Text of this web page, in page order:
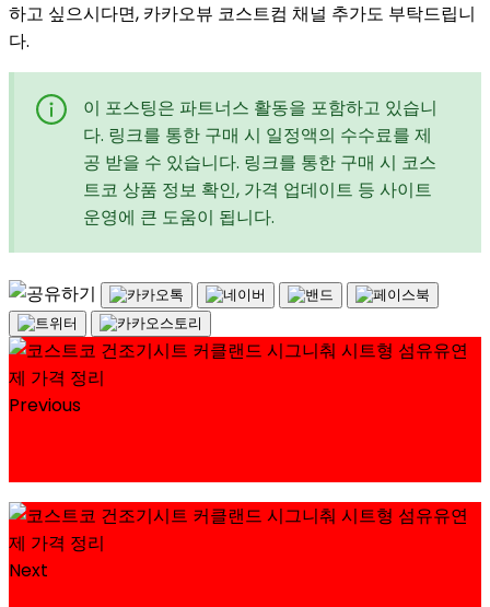
하고 싶으시다면, 카카오뷰 코스트컴 채널 추가도 부탁드립니
다.
이 포스팅은 파트너스 활동을 포함하고 있습니
다. 링크를 통한 구매 시 일정액의 수수료를 제
공 받을 수 있습니다. 링크를 통한 구매 시 코스
트코 상품 정보 확인, 가격 업데이트 등 사이트
운영에 큰 도움이 됩니다.
Previous
Next